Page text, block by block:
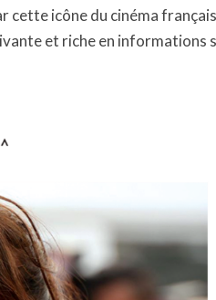
cette icône du cinéma
et riche en informations